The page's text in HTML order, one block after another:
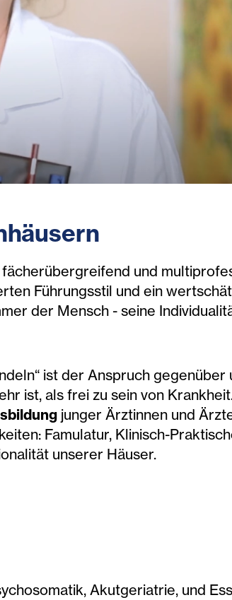
und
Führungsstil und ein
der Mensch - seine
ist der Anspruch gegenüber
ist, als frei zu sein von
junger Ärztinnen und
Famulatur, Klinisch-
unserer Häuser.
Akutgeriatrie, und